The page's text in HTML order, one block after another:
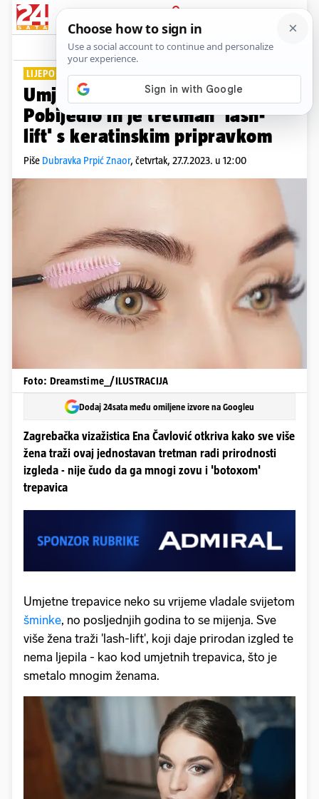
PRIJAVA
Lifestyle Komentari
LIJEPO I PRIRODNO
Umjetne trepavice su 'out':
Pobijedio ih je tretman 'lash-
lift' s keratinskim pripravkom
Piše Dubravka Prpić Znaor, četvrtak, 27.7.2023. u 12:00
Foto: Dreamstime_/ILUSTRACIJA
Dodaj 24sata među omiljene izvore na Googleu
Zagrebačka vizažistica Ena Čavlović otkriva kako sve više
žena traži ovaj jednostavan tretman radi prirodnosti
izgleda - nije čudo da ga mnogi zovu i 'botoxom'
trepavica
Umjetne trepavice neko su vrijeme vladale svijetom
šminke, no posljednjih godina to se mijenja. Sve
više žena traži 'lash-lift', koji daje prirodan izgled te
nema ljepila - kao kod umjetnih trepavica, što je
smetalo mnogim ženama.